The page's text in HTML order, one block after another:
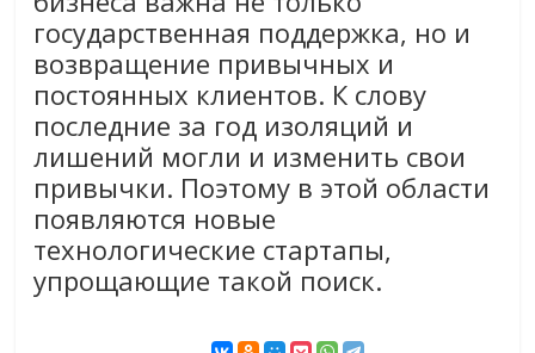
государственная поддержка, но и
возвращение привычных и
постоянных клиентов. К слову
последние за год изоляций и
лишений могли и изменить свои
привычки. Поэтому в этой области
появляются новые
технологические стартапы,
упрощающие такой поиск.